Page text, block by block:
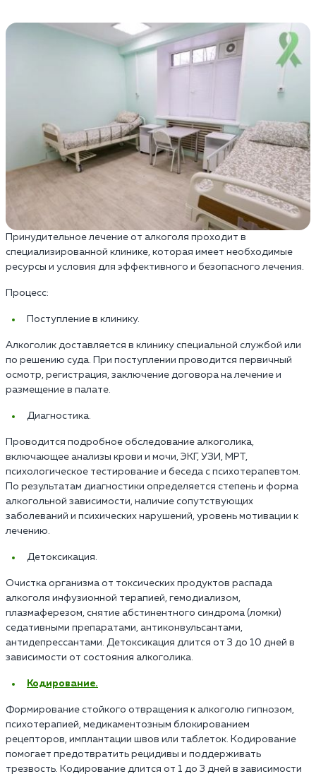
Принудительное лечение от алкоголя проходит в
специализированной клинике, которая имеет необходимые
ресурсы и условия для эффективного и безопасного лечения.
Процесс:
Поступление в клинику.
Алкоголик доставляется в клинику специальной службой или
по решению суда. При поступлении проводится первичный
осмотр, регистрация, заключение договора на лечение и
размещение в палате.
Диагностика.
Проводится подробное обследование алкоголика,
включающее анализы крови и мочи, ЭКГ, УЗИ, МРТ,
психологическое тестирование и беседа с психотерапевтом.
По результатам диагностики определяется степень и форма
алкогольной зависимости, наличие сопутствующих
заболеваний и психических нарушений, уровень мотивации к
лечению.
Детоксикация.
Очистка организма от токсических продуктов распада
алкоголя инфузионной терапией, гемодиализом,
плазмаферезом, снятие абстинентного синдрома (ломки)
седативными препаратами, антиконвульсантами,
антидепрессантами. Детоксикация длится от 3 до 10 дней в
зависимости от состояния алкоголика.
Кодирование.
Формирование стойкого отвращения к алкоголю гипнозом,
психотерапией, медикаментозным блокированием
рецепторов, имплантации швов или таблеток. Кодирование
помогает предотвратить рецидивы и поддерживать
трезвость. Кодирование длится от 1 до 3 дней в зависимости